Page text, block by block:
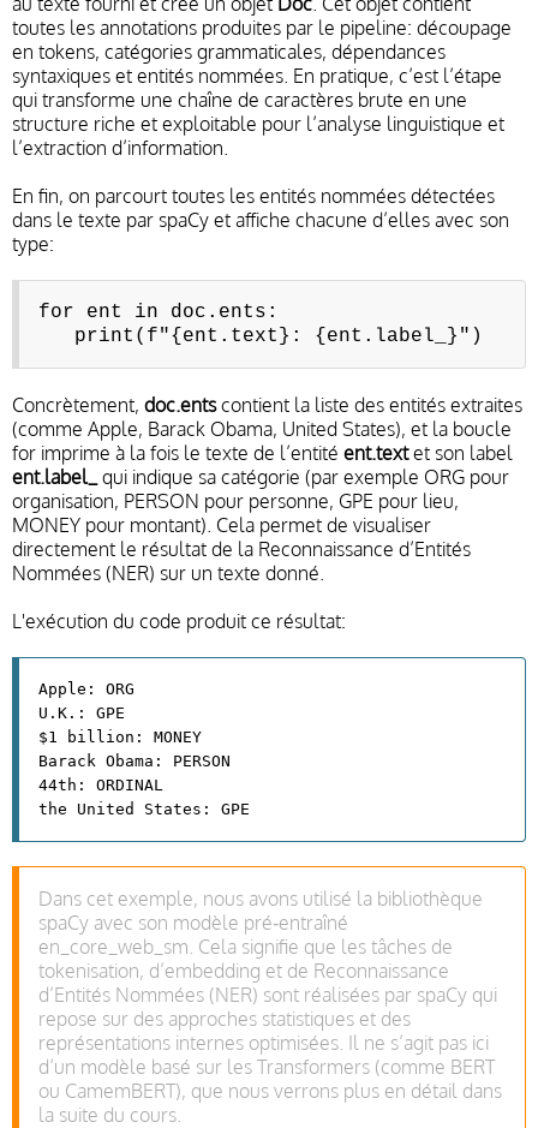
toutes les annotations produites par le pipeline: découpage
en tokens, catégories grammaticales, dépendances
syntaxiques et entités nommées. En pratique, c’est l’étape
qui transforme une chaîne de caractères brute en une
structure riche et exploitable pour l’analyse linguistique et
l’extraction d’information.
En fin, on parcourt toutes les entités nommées détectées
dans le texte par spaCy et affiche chacune d’elles avec son
type:
for ent in doc.ents:
print(f"{ent.text}: {ent.label_}")
Concrètement, doc.entscontient la liste des entités extraites
(comme Apple, Barack Obama, United States), et la boucle
for imprime à la fois le texte de l’entité ent.textet son label
ent.label_qui indique sa catégorie (par exemple ORG pour
organisation, PERSON pour personne, GPE pour lieu,
MONEY pour montant). Cela permet de visualiser
directement le résultat de la Reconnaissance d’Entités
Nommées (NER) sur un texte donné.
L'exécution du code produit ce résultat:
Apple: ORG
U.K.: GPE
$1 billion: MONEY
Barack Obama: PERSON
44th: ORDINAL
the United States: GPE
Dans cet exemple, nous avons utilisé la bibliothèque
spaCy avec son modèle pré‑entraîné
en_core_web_sm. Cela signifie que les tâches de
tokenisation, d’embedding et de Reconnaissance
d’Entités Nommées (NER) sont réalisées par spaCy qui
repose sur des approches statistiques et des
représentations internes optimisées. Il ne s’agit pas ici
d’un modèle basé sur les Transformers (comme BERT
ou CamemBERT), que nous verrons plus en détail dans
la suite du cours.